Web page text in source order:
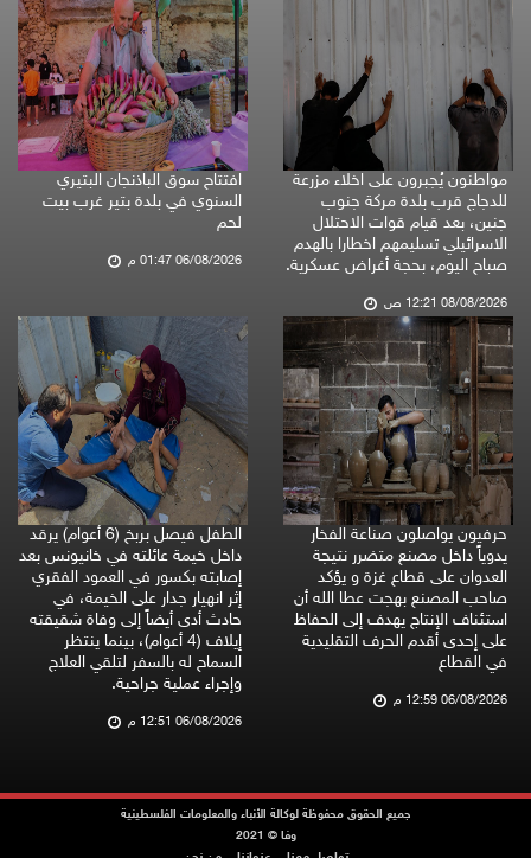
مواطنون يُجبرون على اخلاء مزرعة
للدجاج قرب بلدة مركة جنوب
جنين، بعد قيام قوات الاحتلال
الاسرائيلي تسليمهم اخطارا بالهدم
صباح اليوم، بحجة أغراض عسكرية.
08/08/2026 12:21 ص
افتتاح سوق الباذنجان البتيري
السنوي في بلدة بتير غرب بيت
لحم
06/08/2026 01:47 م
حرفيون يواصلون صناعة الفخار
يدوياً داخل مصنع متضرر نتيجة
العدوان على قطاع غزة و يؤكد
صاحب المصنع بهجت عطا الله أن
استئناف الإنتاج يهدف إلى الحفاظ
على إحدى أقدم الحرف التقليدية
في القطاع
06/08/2026 12:59 م
الطفل فيصل بربخ (6 أعوام) يرقد
داخل خيمة عائلته في خانيونس بعد
إصابته بكسور في العمود الفقري
إثر انهيار جدار على الخيمة، في
حادث أدى أيضاً إلى وفاة شقيقته
إيلاف (4 أعوام)، بينما ينتظر
السماح له بالسفر لتلقي العلاج
وإجراء عملية جراحية.
06/08/2026 12:51 م
جميع الحقوق محفوظة لوكالة الأنباء والمعلومات الفلسطينية
وفا © 2021